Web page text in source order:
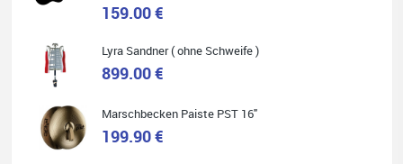
Carsten Spiegel
Ich war auf der Suche nach einem neuen Keyboard und bin
telefonisch. Nachdem die Entscheidung zum Kauf gefallen war,
wurde alles zusammengestellt, so dass ich alles nur noch
abholen musste. Top!
159.00 €
Lyra Sandner ( ohne Schweife )
899.00 €
Marschbecken Paiste PST 16"
199.90 €